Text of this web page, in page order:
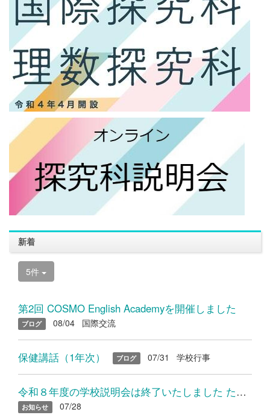
新着
5件
第2回 COSMO English Academyを開催しました
ブログ 08/04 国際交流
保健講話（1年次） ブログ 07/31 学校行事
令和８年度の学校説明会は終了いたしました たくさんのご参加あり...
お知らせ 07/28